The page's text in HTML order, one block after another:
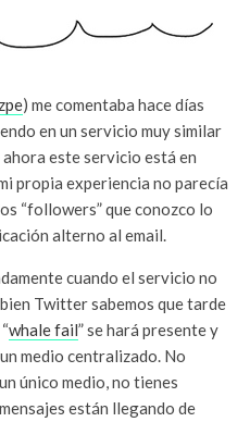
) me comentaba hace días
en un servicio muy similar
este servicio está en
propia experiencia no parecía
“followers” que conozco lo
alterno al email.
cuando el servicio no
Twitter sabemos que tarde
whale fail” se hará presente y
medio centralizado. No
único medio, no tienes
están llegando de